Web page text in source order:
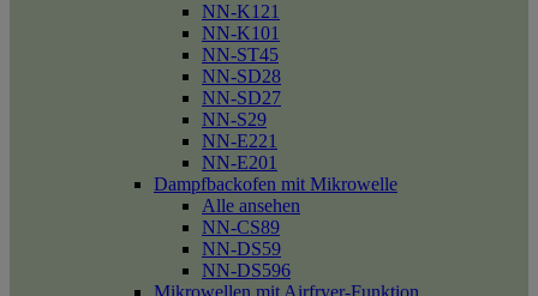
NN-K121
NN-K101
NN-ST45
NN-SD28
NN-SD27
NN-S29
NN-E221
NN-E201
Dampfbackofen mit Mikrowelle
Alle ansehen
NN-CS89
NN-DS59
NN-DS596
Mikrowellen mit Airfryer-Funktion